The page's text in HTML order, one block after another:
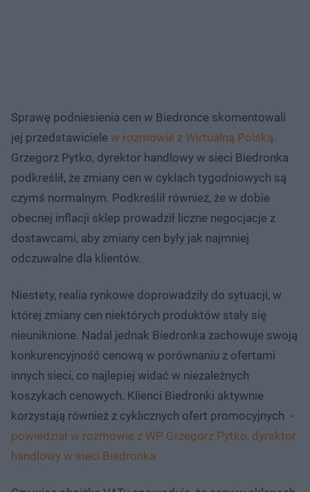
Sprawę podniesienia cen w Biedronce skomentowali
jej przedstawiciele w rozmowie z Wirtualną Polską.
Grzegorz Pytko, dyrektor handlowy w sieci Biedronka
podkreślił, że zmiany cen w cyklach tygodniowych są
czymś normalnym. Podkreślił również, że w dobie
obecnej inflacji sklep prowadził liczne negocjacje z
dostawcami, aby zmiany cen były jak najmniej
odczuwalne dla klientów.
Niestety, realia rynkowe doprowadziły do sytuacji, w
której zmiany cen niektórych produktów stały się
nieuniknione. Nadal jednak Biedronka zachowuje swoją
konkurencyjność cenową w porównaniu z ofertami
innych sieci, co najlepiej widać w niezależnych
koszykach cenowych. Klienci Biedronki aktywnie
korzystają również z cyklicznych ofert promocyjnych -
powiedział w rozmowie z WP Grzegorz Pytko, dyrektor
handlowy w sieci Biedronka